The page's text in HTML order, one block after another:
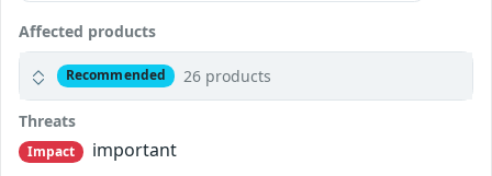
Affected products
Recommended 26 products
Threats
Impact
important